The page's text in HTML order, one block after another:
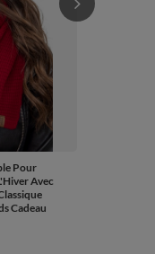
Pour
Avec
Cadeau